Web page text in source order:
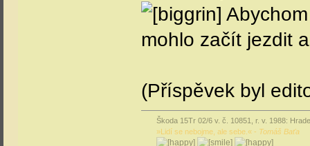
mohlo začít jezdit
(Příspěvek byl
Škoda 15Tr 02/6 v. č. 10851, r. v. 1988:
»Lidí se nebojme, ale sebe.« - Tomáš Baťa